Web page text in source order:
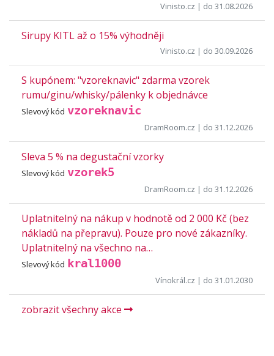
Vinisto.cz | do 31.08.2026
Sirupy KITL až o 15% výhodněji
Vinisto.cz | do 30.09.2026
S kupónem: "vzoreknavic" zdarma vzorek
rumu/ginu/whisky/pálenky k objednávce
Slevový kód vzoreknavic
DramRoom.cz | do 31.12.2026
Sleva 5 % na degustační vzorky
Slevový kód vzorek5
DramRoom.cz | do 31.12.2026
Uplatnitelný na nákup v hodnotě od 2 000 Kč (bez
nákladů na přepravu). Pouze pro nové zákazníky.
Uplatnitelný na všechno na…
Slevový kód kral1000
Vínokrál.cz | do 31.01.2030
zobrazit všechny akce